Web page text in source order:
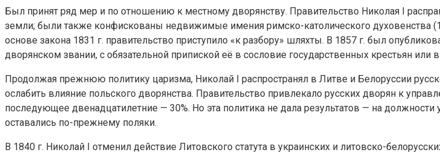
Был принят ряд мер и по отношению к местному дворянству. Правительство Николая I
земли; были также конфискованы недвижимые имения римско-католического духовенства
основе закона 1831 г. правительство приступило «к разбору» шляхты. В 1857 г. был
дворянском звании, с обязательной припиской её в сословие государственных крестьян или
Продолжая прежнюю политику царизма, Николай I распространял в Литве и Белоруссии
ослабить влияние польского дворянства. Правительство привлекало русских дворян к
последующее двенадцатилетние — 30%. Но эта политика не дала результатов — на
оставались по-прежнему поляки.
В 1840 г. Николай I отменил действие Литовского статута в украинских и литовско-